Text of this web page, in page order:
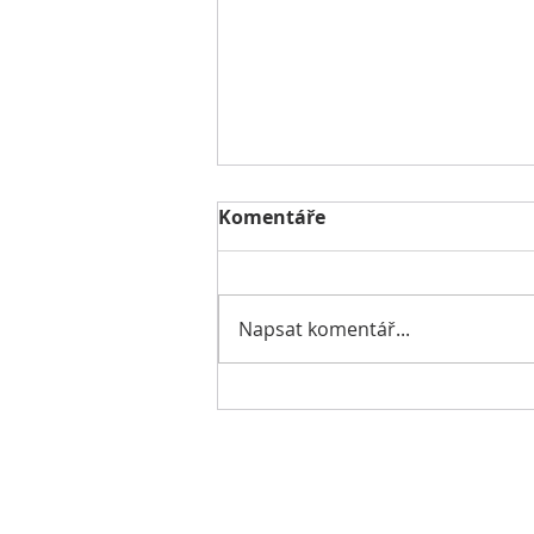
Daň z nemovitých věcí v
Komentáře
Napsat komentář...